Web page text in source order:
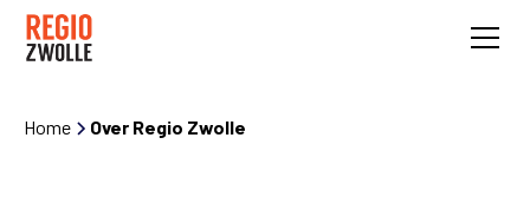
Home Over Regio Zwolle